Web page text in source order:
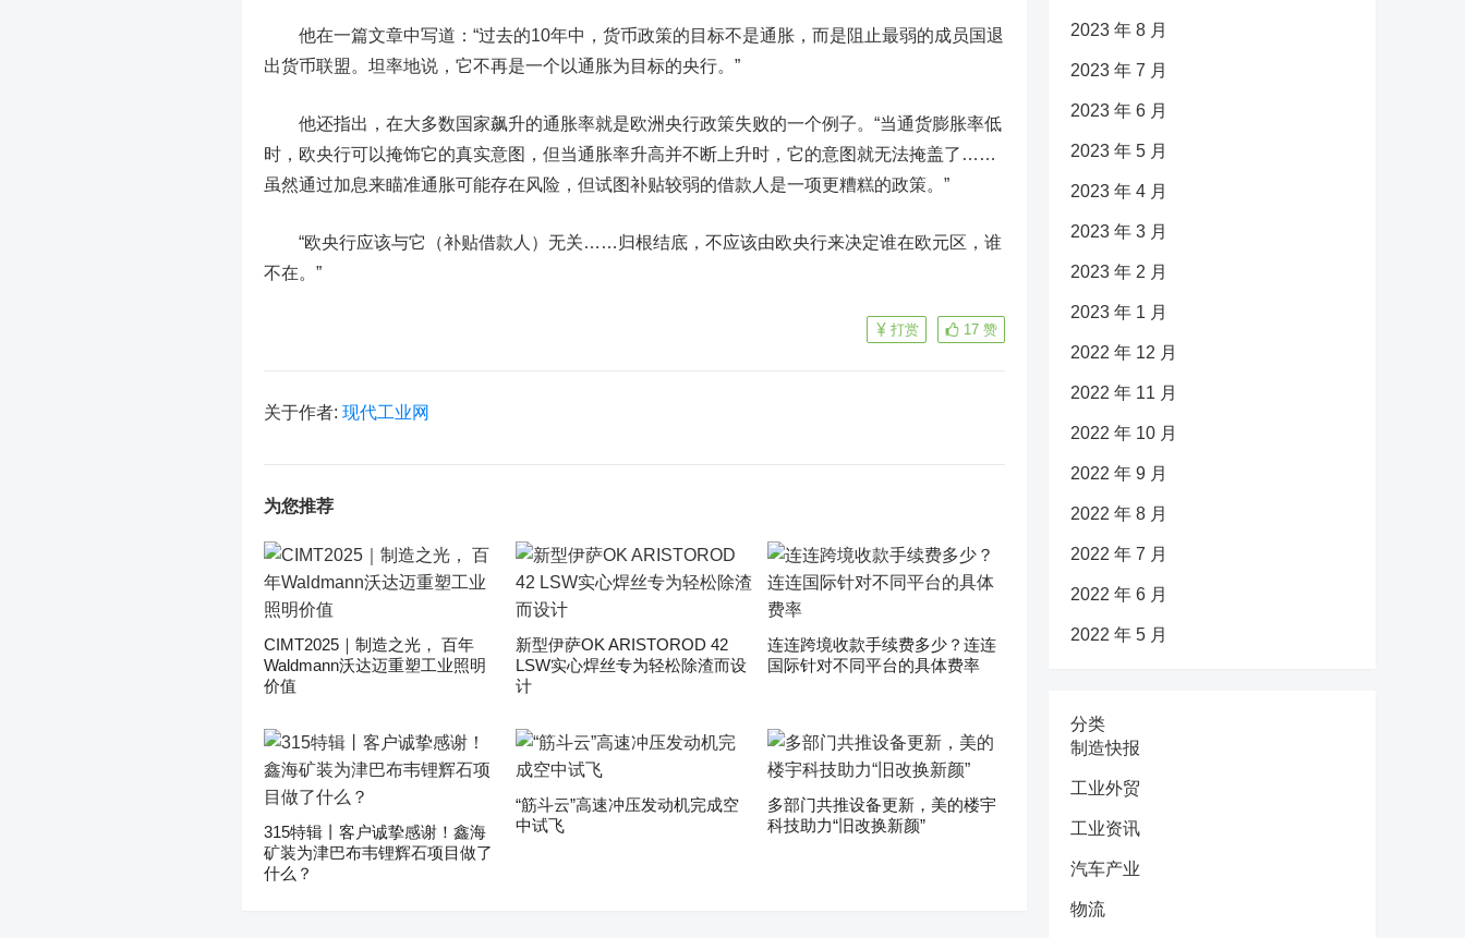
他在一篇文章中写道：“过去的10年中，货币政策的目标不是通胀，而是阻止最弱的成员国退
出货币联盟。坦率地说，它不再是一个以通胀为目标的央行。”
他还指出，在大多数国家飙升的通胀率就是欧洲央行政策失败的一个例子。“当通货膨胀率低
时，欧央行可以掩饰它的真实意图，但当通胀率升高并不断上升时，它的意图就无法掩盖了……
虽然通过加息来瞄准通胀可能存在风险，但试图补贴较弱的借款人是一项更糟糕的政策。”
“欧央行应该与它（补贴借款人）无关……归根结底，不应该由欧央行来决定谁在欧元区，谁
不在。”
17 赞
打赏
关于作者: 现代工业网
为您推荐
CIMT2025｜制造之光， 百年
Waldmann沃达迈重塑工业照明
价值
新型伊萨OK ARISTOROD 42
LSW实心焊丝专为轻松除渣而设
计
连连跨境收款手续费多少？连连
国际针对不同平台的具体费率
315特辑丨客户诚挚感谢！鑫海
矿装为津巴布韦锂辉石项目做了
什么？
“筋斗云”高速冲压发动机完成空
中试飞
多部门共推设备更新，美的楼宇
科技助力“旧改换新颜”
2023 年 8 月
2023 年 7 月
2023 年 6 月
2023 年 5 月
2023 年 4 月
2023 年 3 月
2023 年 2 月
2023 年 1 月
2022 年 12 月
2022 年 11 月
2022 年 10 月
2022 年 9 月
2022 年 8 月
2022 年 7 月
2022 年 6 月
2022 年 5 月
分类
制造快报
工业外贸
工业资讯
汽车产业
物流